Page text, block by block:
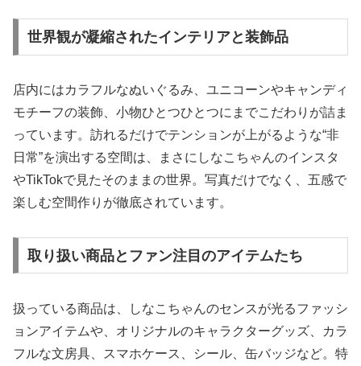
世界観が凝縮されたインテリアと装飾品
店内にはカラフルなぬいぐるみ、ユニコーンやキャンディ
モチーフの装飾、小物ひとつひとつにまでこだわりが詰ま
っています。訪れるだけでテンションが上がるような“非
日常”を演出する空間は、まさにしなこちゃんのインスタ
やTikTokで見たそのままの世界。写真だけでなく、五感で
楽しむ空間作りが徹底されています。
取り扱い商品とファン注目のアイテムたち
扱っている商品は、しなこちゃんのセンスが光るファッシ
ョンアイテムや、オリジナルのキャラクターグッズ、カラ
フルな文房具、スマホケース、シール、缶バッジなど。特